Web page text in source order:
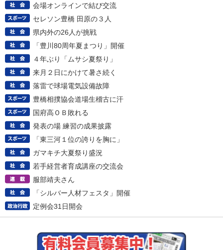
会場オンラインで結び交流
セレソン豊橋 田原の３人
県内外の26人が挑戦
「豊川80周年夏まつり」開催
４年ぶり「ムサシ夏祭り」
来月２日にかけて暑さ続く
落雷で球場電気設備故障
豊橋相撲協会道場生稽古に汗
国府高ＯＢ敗れる
発表の場 練習の成果披露
「東三河１位の誇りを胸に」
ガマキチ大夏祭り盛況
若手経営者育成講座の交流会
服部靖夫さん
「シルバー人材フェスタ」開催
定例会31日開会